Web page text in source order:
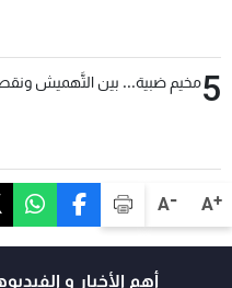
A+
A-
5مخيم ضبية... بين التَّهميش
أهم الأخبار و